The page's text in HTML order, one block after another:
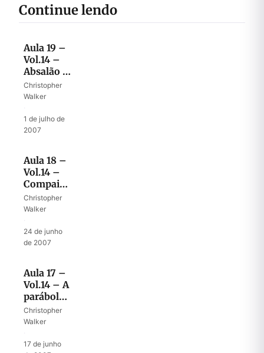
Continue lendo
Aula 19 –
Vol.14 –
Absalão e
as
sementes
rebeldia
Christopher
Walker
1 de julho de
2007
Aula 18 –
Vol.14 –
Compaixão
e justiça
de Deus
Christopher
Walker
24 de junho
de 2007
Aula 17 –
Vol.14 – A
parábola
de Joabe
Christopher
Walker
17 de junho